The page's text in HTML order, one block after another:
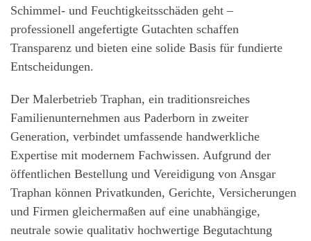
Schimmel- und Feuchtigkeitsschäden geht –
professionell angefertigte Gutachten schaffen
Transparenz und bieten eine solide Basis für fundierte
Entscheidungen.
Der Malerbetrieb Traphan, ein traditionsreiches
Familienunternehmen aus Paderborn in zweiter
Generation, verbindet umfassende handwerkliche
Expertise mit modernem Fachwissen. Aufgrund der
öffentlichen Bestellung und Vereidigung von Ansgar
Traphan können Privatkunden, Gerichte, Versicherungen
und Firmen gleichermaßen auf eine unabhängige,
neutrale sowie qualitativ hochwertige Begutachtung